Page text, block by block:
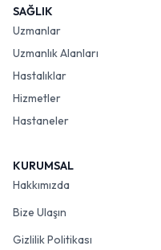
SAĞLIK
Uzmanlar
Uzmanlık Alanları
Hastalıklar
Hizmetler
Hastaneler
KURUMSAL
Hakkımızda
Bize Ulaşın
Gizlilik Politikası